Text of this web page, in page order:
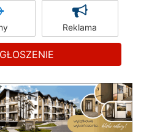
Reklama